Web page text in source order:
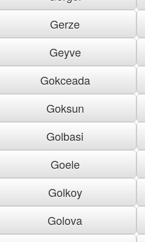
Gerze
Geyve
Gokceada
Goksun
Golbasi
Goele
Golkoy
Golova